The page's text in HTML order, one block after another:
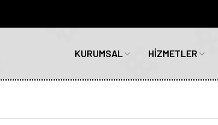
KURUMSAL HİZMETLER